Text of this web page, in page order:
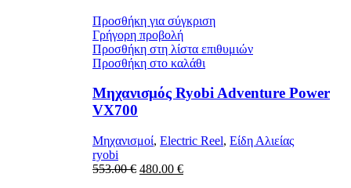
επιλεγούν
στη
σελίδα
του
προϊόντος
through
45.00 €
Προσθήκη για σύγκριση
Γρήγορη προβολή
Προσθήκη στη λίστα επιθυμιών
Προσθήκη στο καλάθι
Μηχανισμός Ryobi Adventure Power
VX700
Μηχανισμοί, Electric Reel, Είδη Αλιείας
ryobi
553.00€ Original
480.00 €Η